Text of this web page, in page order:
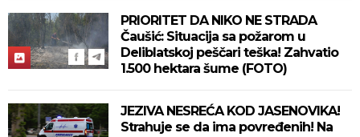
PRIORITET DA NIKO NE STRADA
Čaušić: Situacija sa požarom u
Deliblatskoj peščari teška! Zahvatio
1.500 hektara šume (FOTO)
JEZIVA NESREĆA KOD JASENOVIKA!
Strahuje se da ima povređenih! Na